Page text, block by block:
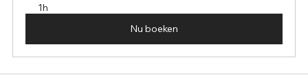
1h
Nu boeken